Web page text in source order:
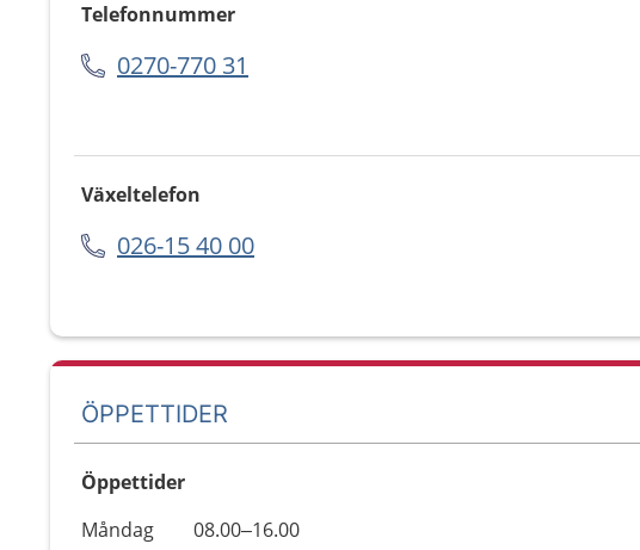
Telefonnummer
0270-770 31
Växeltelefon
026-15 40 00
ÖPPETTIDER
Öppettider
Dag
Öppettider
Kommentarer
Måndag
08.00–16.00